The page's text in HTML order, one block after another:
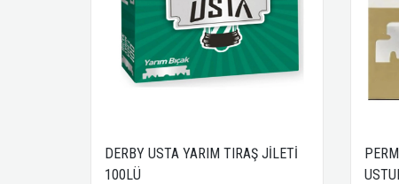
DERBY USTA YARIM TIRAŞ JİLETİ
100LÜ